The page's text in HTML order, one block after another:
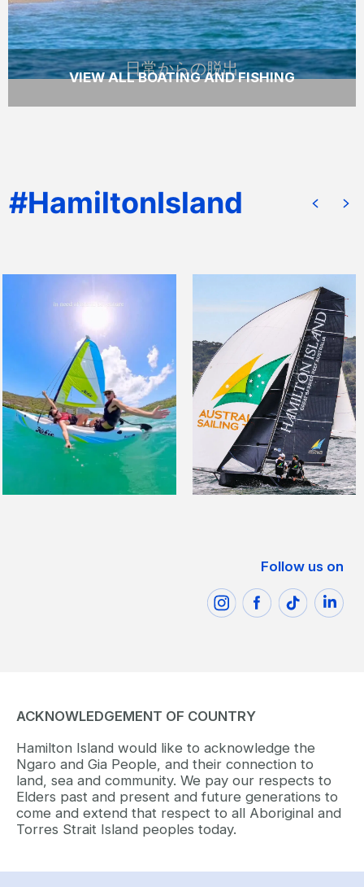
日常からの脱出
VIEW ALL BOATING AND FISHING
Follow us on
ACKNOWLEDGEMENT OF COUNTRY
Hamilton Island would like to acknowledge the
Ngaro and Gia People, and their connection to
land, sea and community. We pay our respects to
Elders past and present and future generations to
come and extend that respect to all Aboriginal and
Torres Strait Island peoples today.